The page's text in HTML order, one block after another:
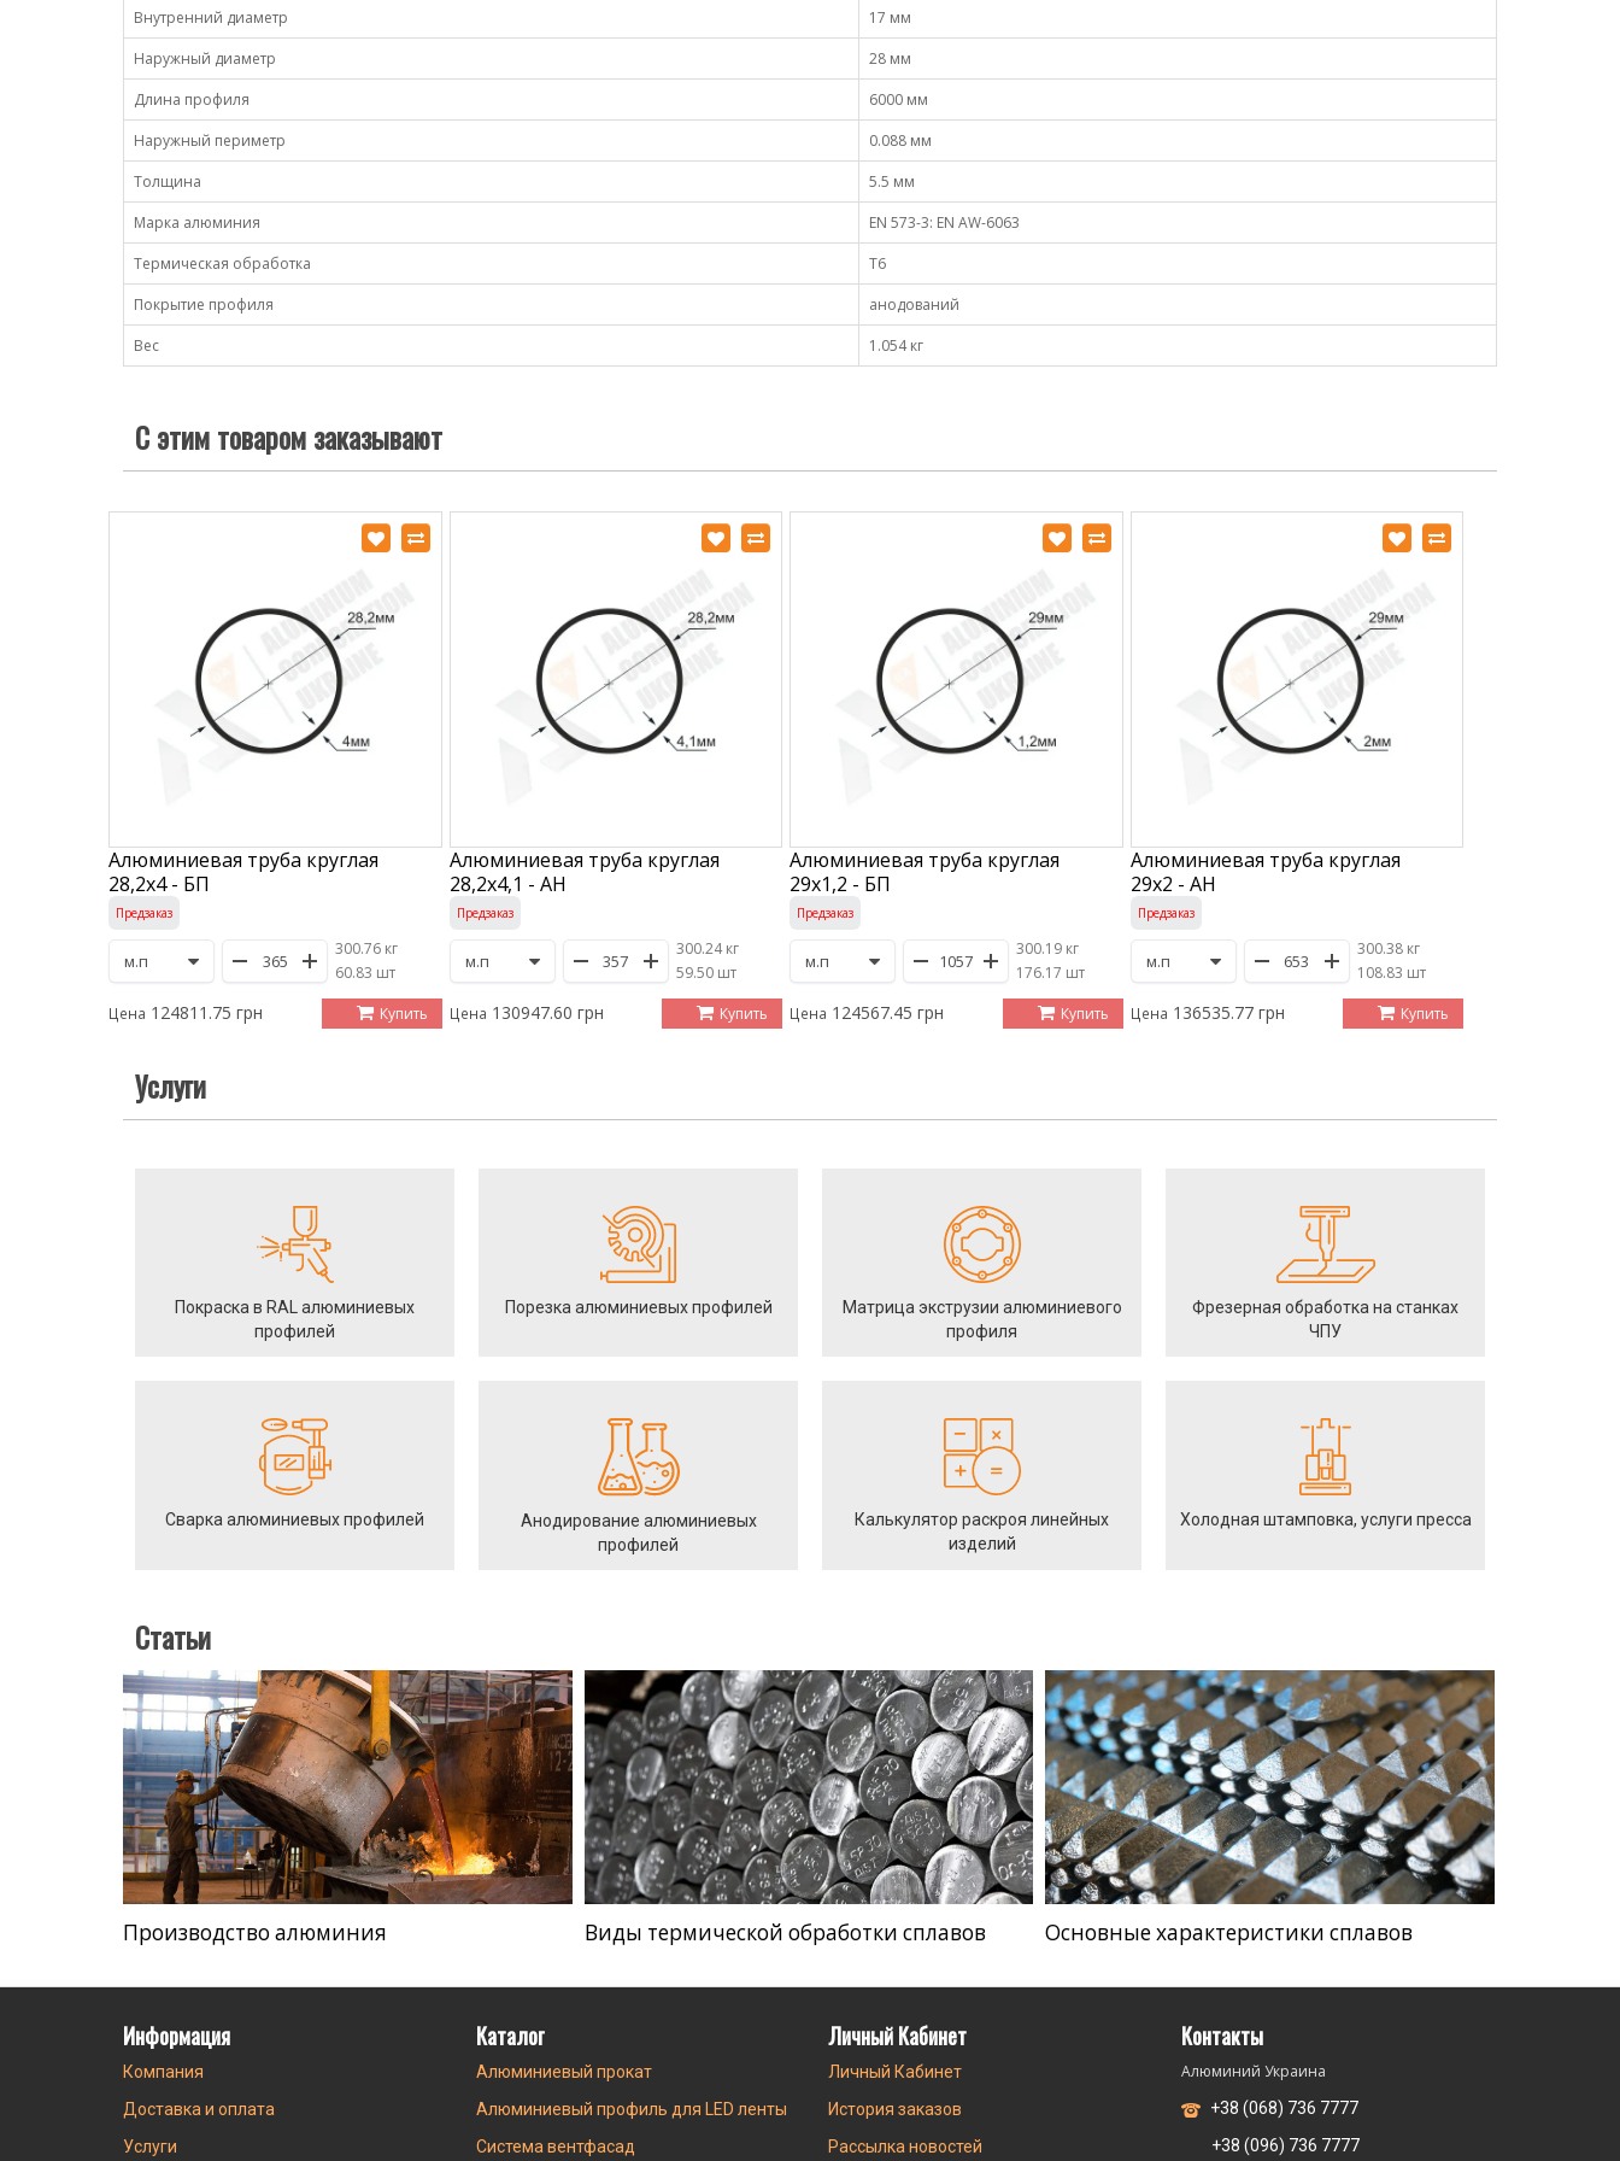
Внутренний диаметр
17 мм
Наружный диаметр
28 мм
Длина профиля
6000 мм
Наружный периметр
0.088 мм
Толщина
5.5 мм
Марка алюминия
EN 573-3: EN AW-6063
Термическая обработка
Т6
Покрытие профиля
анодований
Вес
1.054 кг
С этим товаром заказывают
Алюминиевая труба круглая
28,2х4 - БП
Предзаказ
300.76 кг
/60.83 шт
Цена 124811.75 грн Купить
Алюминиевая труба круглая
28,2х4,1 - АН
Предзаказ
300.24 кг
/59.50 шт
Цена 130947.60 грн Купить
Алюминиевая труба круглая
29х1,2 - БП
Предзаказ
300.19 кг
/176.17 шт
Цена 124567.45 грн Купить
Алюминиевая труба круглая
29х2 - АН
Предзаказ
300.38 кг
/108.83 шт
Цена 136535.77 грн Купить
Услуги
Покраска в RAL алюминиевых
профилей
Порезка алюминиевых профилей
Матрица экструзии алюминиевого
профиля
Фрезерная обработка на станках
ЧПУ
Сварка алюминиевых профилей
Анодирование алюминиевых
профилей
Калькулятор раскроя линейных
изделий
Холодная штамповка, услуги пресса
Статьи
Производство алюминия Виды термической обработки сплавов Основные характеристики сплавов
Информация
Компания
Доставка и оплата
Услуги
Каталог
Алюминиевый прокат
Алюминиевый профиль для LED ленты
Система вентфасад
Личный Кабинет
Личный Кабинет
История заказов
Рассылка новостей
Контакты
Алюминий Украина
+38 (068) 736 7777
+38 (096) 736 7777